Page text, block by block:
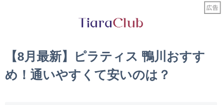
【8月最新】ピラティス 鴨川おすす
め！通いやすくて安いのは？